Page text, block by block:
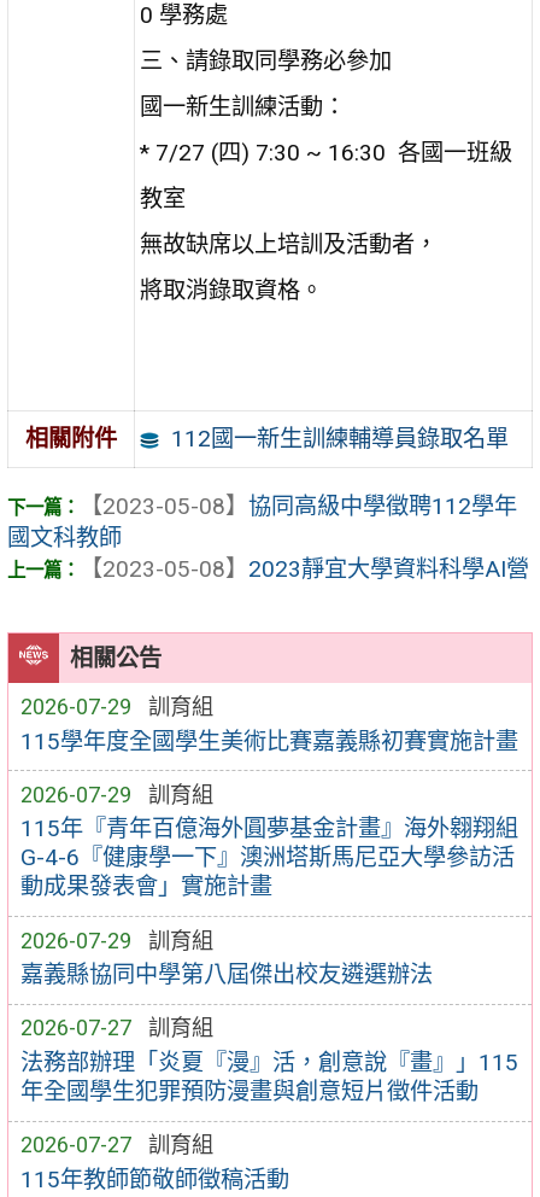
相關公告
2026-07-29 訓育組
115學年度全國學生美術比賽嘉義縣初賽實施計畫
2026-07-29 訓育組
115年『青年百億海外圓夢基金計畫』海外翱翔組
G-4-6『健康學一下』澳洲塔斯馬尼亞大學參訪活
動成果發表會」實施計畫
2026-07-29 訓育組
嘉義縣協同中學第八屆傑出校友遴選辦法
2026-07-27 訓育組
法務部辦理「炎夏『漫』活，創意說『畫』」115
年全國學生犯罪預防漫畫與創意短片徵件活動
2026-07-27 訓育組
115年教師節敬師徵稿活動
0 學務處
三、請錄取同學務必參加
國一新生訓練活動：
* 7/27 (四) 7:30 ~ 16:30 各國一班級
教室
無故缺席以上培訓及活動者，
將取消錄取資格。
相關附件 112國一新生訓練輔導員錄取名單
【2023-05-08】 協同高級中學徵聘112學年
國文科教師
【2023-05-08】 2023靜宜大學資料科學AI營